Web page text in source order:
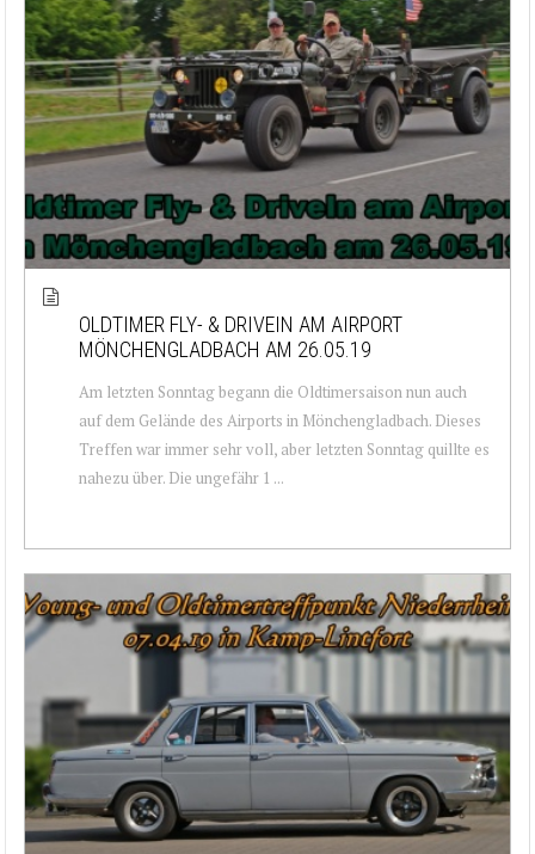
OLDTIMER FLY- & DRIVEIN AM AIRPORT
MÖNCHENGLADBACH AM 26.05.19
Am letzten Sonntag begann die Oldtimersaison nun auch
auf dem Gelände des Airports in Mönchengladbach. Dieses
Treffen war immer sehr voll, aber letzten Sonntag quillte es
nahezu über. Die ungefähr 1 ...